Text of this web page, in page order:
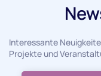
Interessante
Projekte und